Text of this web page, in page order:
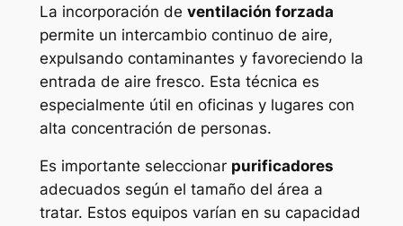
La incorporación de ventilación forzada
permite un intercambio continuo de aire,
expulsando contaminantes y favoreciendo la
entrada de aire fresco. Esta técnica es
especialmente útil en oficinas y lugares con
alta concentración de personas.
Es importante seleccionar purificadores
adecuados según el tamaño del área a
tratar. Estos equipos varían en su capacidad